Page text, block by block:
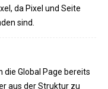
da Pixel und Seite
sind.
die Global Page bereits
aus der Struktur zu